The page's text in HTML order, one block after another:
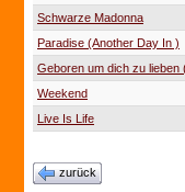
Schwarze Madonna
Paradise (Another Day In )
Geboren um dich zu lieben
Weekend
Live Is Life
zurück